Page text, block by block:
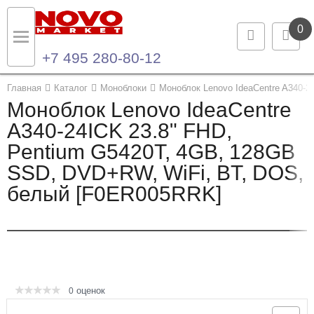
0
+7 495 280-80-12
Главная Каталог Моноблоки Моноблок Lenovo IdeaCentre A340-
Моноблок Lenovo IdeaCentre
A340-24ICK 23.8" FHD,
Pentium G5420T, 4GB, 128GB
SSD, DVD+RW, WiFi, BT, DOS,
белый [F0ER005RRK]
0 оценок
Назад
Каталог продукции
Ноутбуки и ультрабуки
Компьютеры
Назад
Контакты
Контактная информация